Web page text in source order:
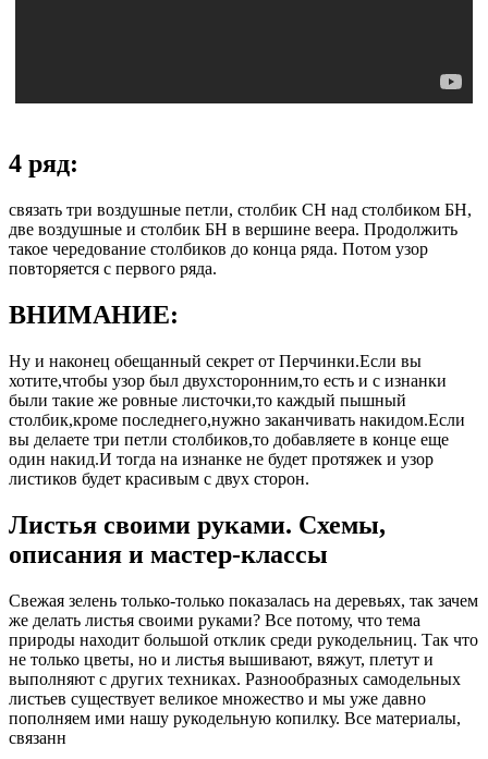
4 ряд:
связать три воздушные петли, столбик СН над столбиком БН,
две воздушные и столбик БН в вершине веера. Продолжить
такое чередование столбиков до конца ряда. Потом узор
повторяется с первого ряда.
ВНИМАНИЕ:
Ну и наконец обещанный секрет от Перчинки.Если вы
хотите,чтобы узор был двухсторонним,то есть и с изнанки
были такие же ровные листочки,то каждый пышный
столбик,кроме последнего,нужно заканчивать накидом.Если
вы делаете три петли столбиков,то добавляете в конце еще
один накид.И тогда на изнанке не будет протяжек и узор
листиков будет красивым с двух сторон.
Листья своими руками. Схемы,
описания и мастер-классы
Свежая зелень только-только показалась на деревьях, так зачем
же делать листья своими руками? Все потому, что тема
природы находит большой отклик среди рукодельниц. Так что
не только цветы, но и листья вышивают, вяжут, плетут и
выполняют с других техниках. Разнообразных самодельных
листьев существует великое множество и мы уже давно
пополняем ими нашу рукодельную копилку. Все материалы,
связанн